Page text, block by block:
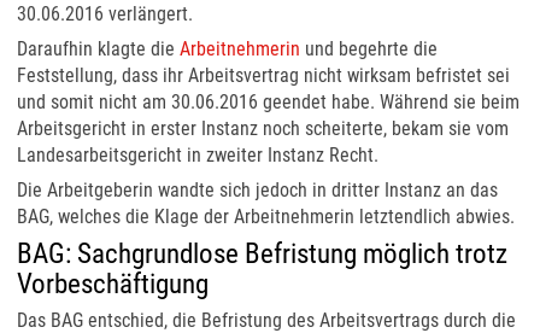
30.06.2016 verlängert.
Daraufhin klagte die Arbeitnehmerin und begehrte die
Feststellung, dass ihr Arbeitsvertrag nicht wirksam befristet sei
und somit nicht am 30.06.2016 geendet habe. Während sie beim
Arbeitsgericht in erster Instanz noch scheiterte, bekam sie vom
Landesarbeitsgericht in zweiter Instanz Recht.
Die Arbeitgeberin wandte sich jedoch in dritter Instanz an das
BAG, welches die Klage der Arbeitnehmerin letztendlich abwies.
BAG: Sachgrundlose Befristung möglich trotz
Vorbeschäftigung
Das BAG entschied, die Befristung des Arbeitsvertrags durch die